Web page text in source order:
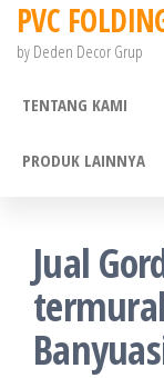
SkipPVC
by Deden Decor Grup
TENTANG KAMI
PRODUK LAINNYA
Jual